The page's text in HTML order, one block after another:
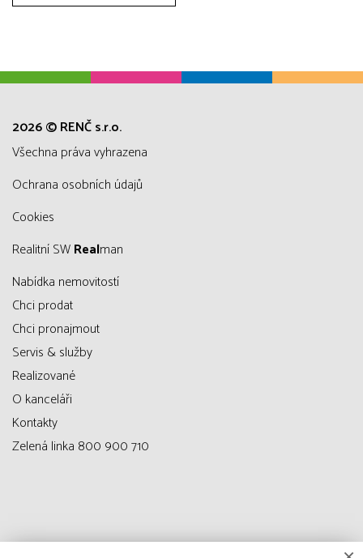
2026 © RENČ s.r.o.
všechna práva vyhrazena
Ochrana osobních údajů
Cookies
Realitní SWRealman
Nabídka nemovitostí
Chci prodat
Chci pronajmout
Servis & služby
Realizované
O kanceláři
Kontakty
Zelená linka 800 900 710